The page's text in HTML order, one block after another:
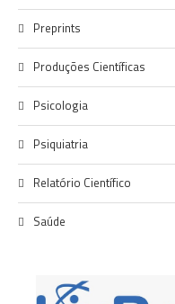
Preprints
Produções Científicas
Psicologia
Psiquiatria
Relatório Científico
Saúde